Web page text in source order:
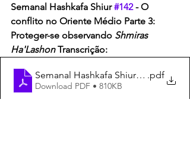
Semanal Hashkafa Shiur #142 - O
conflito no Oriente Médio Parte 3:
Proteger-se observando Shmiras
Ha'Lashon Transcrição:
Semanal Hashkafa Shiur 142.pdf
Download PDF • 810KB